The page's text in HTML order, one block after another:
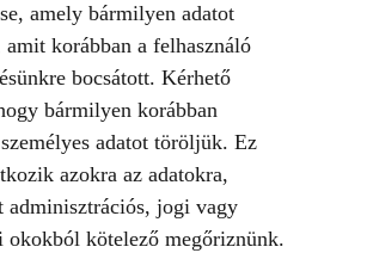
amely bármilyen adatot
amit korábban a felhasználó
bocsátott. Kérhető
bármilyen korábban
adatot töröljük. Ez
azokra az adatokra,
adminisztrációs, jogi vagy
okokból kötelező megőriznünk.